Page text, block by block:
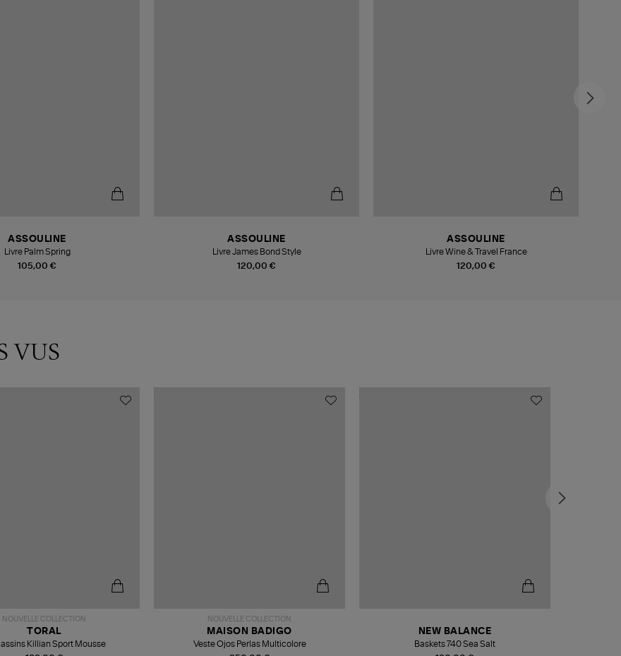
105,00 €
ASSOULINE
Livre Palm Spring
120,00 €
ASSOULINE
Livre James Bond Style
120,00 €
ASSOULINE
Livre Wine & Travel France
VUS
NOUVELLE COLLECTION
TORAL
Killian Sport Mousse
NOUVELLE COLLECTION
MAISON BADIGO
Veste Ojos Perlas Multicolore
NEW BALANCE
Baskets 740 Sea Salt